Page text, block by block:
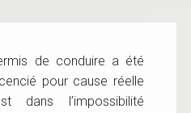
de conduire a été
pour cause réelle
dans l’impossibilité